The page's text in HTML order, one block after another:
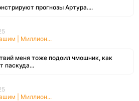
прогнозы Артура....
| Миллион...
меня тоже подоил чмошник, как
паскуда...
| Миллион...